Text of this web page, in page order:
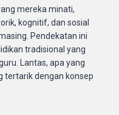
mereka minati,
kognitif, dan sosial
Pendekatan ini
tradisional yang
Lantas, apa yang
tertarik dengan konsep